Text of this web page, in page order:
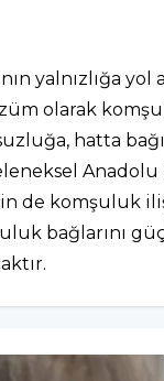
yalnızlığa
olarak
hatta
de
bağlarını